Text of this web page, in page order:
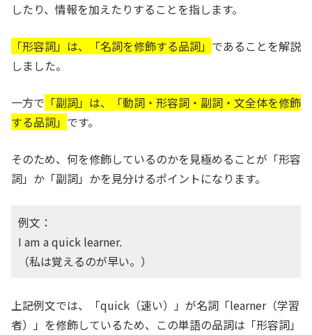
したり、情報を加えたりすることを指します。
「形容詞」は、「名詞を修飾する品詞」 であることを解説
しました。
一方で 「副詞」は、「動詞・形容詞・副詞・文全体を修飾
する品詞」 です。
そのため、何を修飾しているのかを見極めることが「形容
詞」か「副詞」かを見分けるポイントになります。
例文：
I am a quick learner.
（私は覚えるのが早い。）
上記例文では、「quick（速い）」が名詞「learner（学習
者）」を修飾しているため、この単語の品詞は「形容詞」